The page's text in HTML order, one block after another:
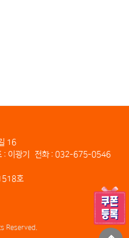
16
: 이광기
전화 : 032-675-0546
호
Reserved.